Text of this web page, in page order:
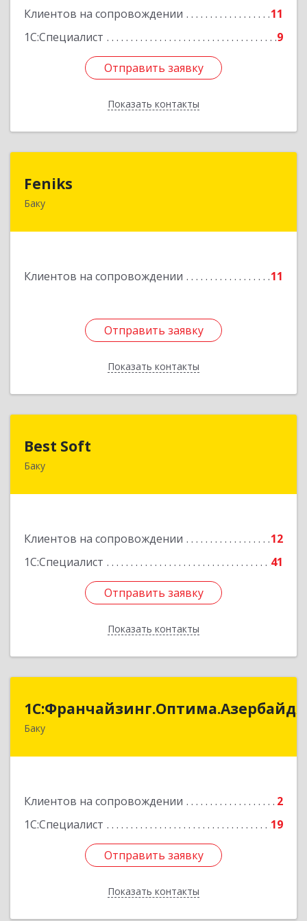
Клиентов на сопровождении
11
1С:Специалист
9
Отправить заявку
Показать контакты
Отправить заявку
Назад
Feniks
Баку
Клиентов на сопровождении 11
Отправить заявку
Показать контакты
AZ1029, Азербайджан, г.Баку, пр. Г. Алиева 187Б,
Отправить заявку
Назад
Best Soft
Баку
Клиентов на сопровождении
12
1С:Специалист
41
Отправить заявку
Показать контакты
Азербайджан, Баку, AZ1029, Пр. Г. Алиева 95,
Отправить заявку
Назад
Баку
Клиентов на сопровождении
2
1С:Специалист
19
Отправить заявку
Показать контакты
Отправить заявку
Назад